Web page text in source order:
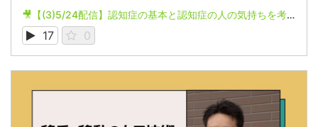
🎥【(3)5/24配信】認知症の基本と認知症の人の気持ちを考える講座
17 0